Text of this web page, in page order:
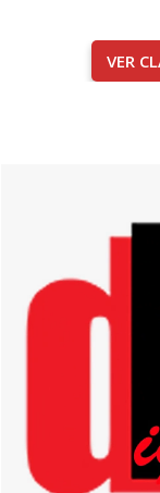
VER